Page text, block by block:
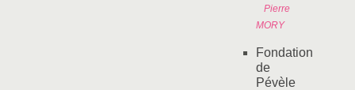
Pierre
MORY
Fondation
de
Pévèle